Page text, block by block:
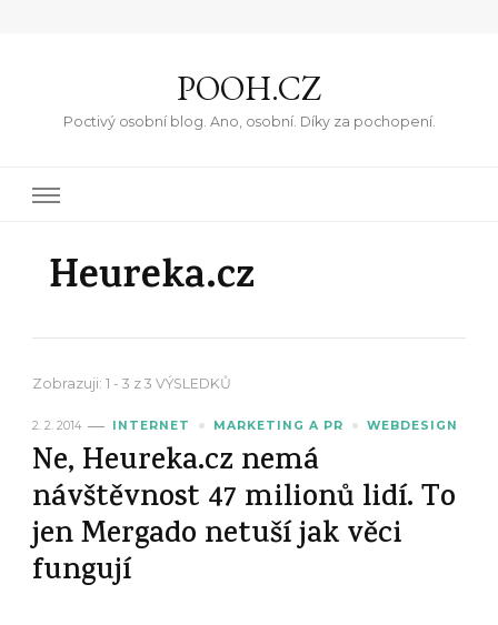
POOH.CZ
Poctivý osobní blog. Ano, osobní. Díky za pochopení.
Heureka.cz
Zobrazuji: 1 - 3 z 3 VÝSLEDKŮ
2. 2. 2014 INTERNET MARKETING A PR WEBDESIGN
Ne, Heureka.cz nemá
návštěvnost 47 milionů lidí. To
jen Mergado netuší jak věci
fungují